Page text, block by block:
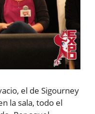
el de Sigourney
la sala, todo el